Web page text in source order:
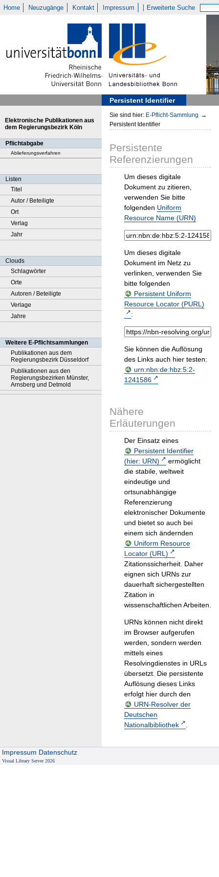
Home Neuzugänge Kontakt Impressum Erweiterte Suche
Persistent Identifier
Elektronische Publikationen aus
dem Regierungsbezirk Köln
Pflichtabgabe
Ablieferungsverfahren
Listen
Titel
Autor / Beteiligte
Ort
Verlag
Jahr
Clouds
Schlagwörter
Orte
Autoren / Beteiligte
Verlage
Jahre
Weitere E-Pflichtsammlungen
Publikationen aus dem
Regierungsbezirk Düsseldorf
Publikationen aus den
Regierungsbezirken Münster,
Arnsberg und Detmold
Sie sind hier: E-Pflicht-Sammlung →
Persistent Identifier
Persistente
Referenzierungen
Um dieses digitale
Dokument zu zitieren,
verwenden Sie bitte
folgenden Uniform
Resource Name (URN)
Um dieses digitale
Dokument im Netz zu
verlinken, verwenden Sie
bitte folgenden
Persistent Uniform
Resource Locator (PURL)
:
Sie können die Auflösung
des Links auch hier testen:
urn:nbn:de:hbz:5:2-
1241586
Nähere
Erläuterungen
Der Einsatz eines
Persistent Identifier
(hier: URN)
ermöglicht
die stabile, weltweit
eindeutige und
ortsunabhängige
Referenzierung
elektronischer Dokumente
und bietet so auch bei
einem sich ändernden
Uniform Resource
Locator (URL)
Zitationssicherheit. Daher
eignen sich URNs zur
dauerhaft sichergestellten
Zitation in
wissenschaftlichen Arbeiten.
URNs können nicht direkt
im Browser aufgerufen
werden, sondern werden
mittels eines
Resolvingdienstes in URLs
übersetzt. Die persistente
Auflösung dieses Links
erfolgt hier durch den
URN-Resolver der
Deutschen
Nationalbibliothek
.
Impressum Datenschutz
Visual Library Server 2026